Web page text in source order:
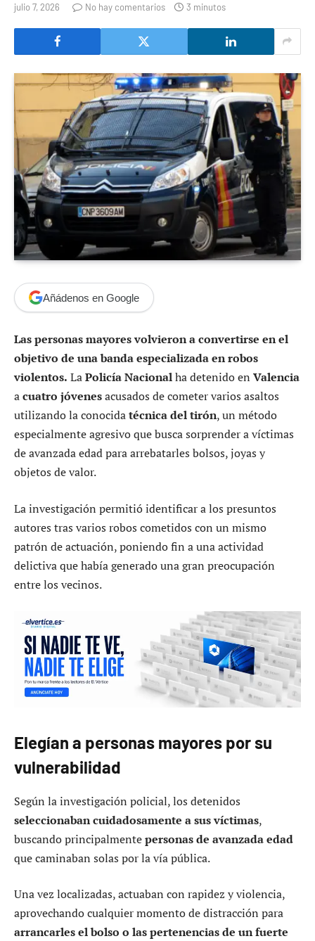
julio 7, 2026 No hay comentarios 3 minutos
Añádenos en Google
Las personas mayores volvieron a convertirse en el
objetivo de una banda especializada en robos
violentos. LaPolicía Nacionalha detenido en Valencia
acuatro jóvenesacusados de cometer varios asaltos
utilizando la conocidatécnica del tirón, un método
especialmente agresivo que busca sorprender a víctimas
de avanzada edad para arrebatarles bolsos, joyas y
objetos de valor.
La investigación permitió identificar a los presuntos
autores tras varios robos cometidos con un mismo
patrón de actuación, poniendo fin a una actividad
delictiva que había generado una gran preocupación
entre los vecinos.
Elegían a personas mayores por su
vulnerabilidad
Según la investigación policial, los detenidos
seleccionaban cuidadosamente a sus víctimas,
buscando principalmentepersonas de avanzada edad
que caminaban solas por la vía pública.
Una vez localizadas, actuaban con rapidez y violencia,
aprovechando cualquier momento de distracción para
arrancarles el bolso o las pertenencias de un fuerte